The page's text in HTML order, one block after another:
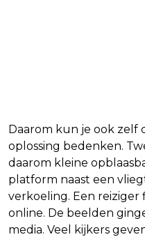
Daarom kun je ook zelf
oplossing bedenken.
daarom kleine
platform naast een
verkoeling. Een
online. De beelden
media. Veel kijkers